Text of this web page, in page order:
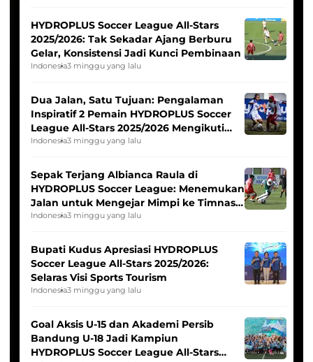
HYDROPLUS Soccer League All-Stars
2025/2026: Tak Sekadar Ajang Berburu
Gelar, Konsistensi Jadi Kunci Pembinaan
Indonesia3 minggu yang lalu
Dua Jalan, Satu Tujuan: Pengalaman
Inspiratif 2 Pemain HYDROPLUS Soccer
League All-Stars 2025/2026 Mengikuti
Seleksi Timnas Indonesia Putri
Indonesia3 minggu yang lalu
Sepak Terjang Albianca Raula di
HYDROPLUS Soccer League: Menemukan
Jalan untuk Mengejar Mimpi ke Timnas
Indonesia Putri
Indonesia3 minggu yang lalu
Bupati Kudus Apresiasi HYDROPLUS
Soccer League All-Stars 2025/2026:
Selaras Visi Sports Tourism
Indonesia3 minggu yang lalu
Goal Aksis U-15 dan Akademi Persib
Bandung U-18 Jadi Kampiun
HYDROPLUS Soccer League All-Stars